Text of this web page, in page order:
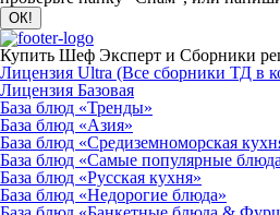
Купить Шеф Эксперт и Сборники
Лицензия Ultra (Все сборники ТД в
Лицензия Базовая
База блюд «Тренды»
База блюд «Азия»
База блюд «Средиземноморская
База блюд «Самые популярные
База блюд «Русская кухня»
База блюд «Недорогие блюда»